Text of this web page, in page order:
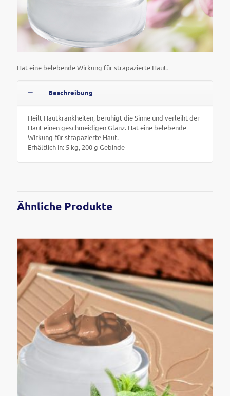
Hat eine belebende Wirkung für strapazierte Haut.
Beschreibung
Heilt Hautkrankheiten, beruhigt die Sinne und verleiht der
Haut einen geschmeidigen Glanz. Hat eine belebende
Wirkung für strapazierte Haut.
Erhältlich in: 5 kg, 200 g Gebinde
Ähnliche Produkte